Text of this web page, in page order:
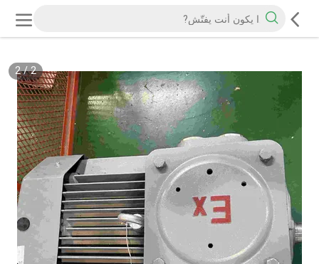
2
/
2